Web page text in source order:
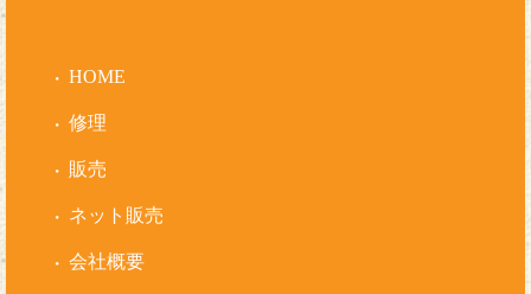
HOME
修理
販売
ネット販売
会社概要